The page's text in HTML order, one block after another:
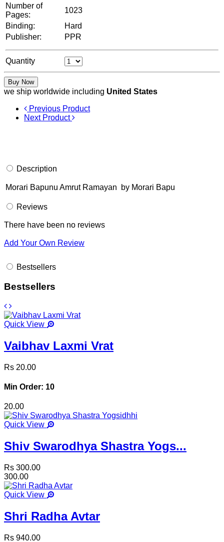
Number of
Pages:
1023
Binding:
Hard
Publisher:
PPR
Quantity
Buy Now
we ship worldwide including United States
Previous Product
Next Product
Description
Morari Bapunu Amrut Ramayan by Morari Bapu
Reviews
There have been no reviews
Add Your Own Review
Bestsellers
Bestsellers
Quick View
Vaibhav Laxmi Vrat
Rs 20.00
Min Order: 10
20.00
Quick View
Shiv Swarodhya Shastra Yogs...
Rs 300.00
300.00
Quick View
Shri Radha Avtar
Rs 940.00